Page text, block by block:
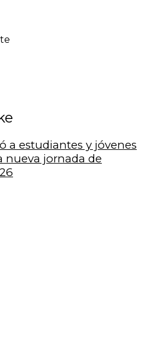
a estudiantes y jóvenes
nueva jornada de